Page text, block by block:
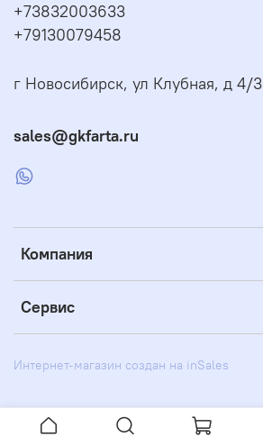
Компания
Сервис
+73832003633
+79130079458
г Новосибирск, ул Клубная, д 4/3
sales@gkfarta.ru
Интернет-магазин создан на inSales